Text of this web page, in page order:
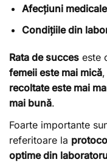
Afecțiuni
Condițiile din
Rata de succes este
femeii este mai mică
recoltate este mai
mai bună.
Foarte importante
referitoare la
optime din